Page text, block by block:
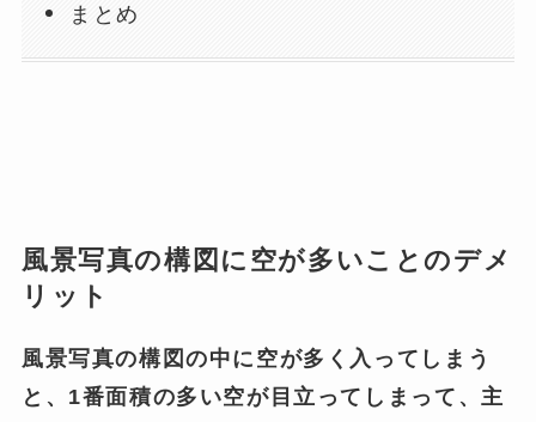
まとめ
風景写真の構図に空が多いことのデメ
リット
風景写真の構図の中に空が多く入ってしまう
と、1番面積の多い空が目立ってしまって、主